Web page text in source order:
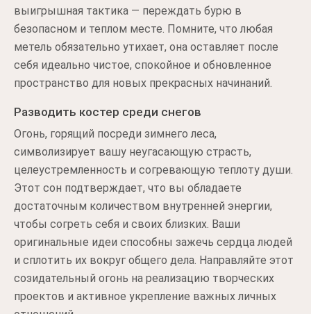
выигрышная тактика — переждать бурю в
безопасном и теплом месте. Помните, что любая
метель обязательно утихает, она оставляет после
себя идеально чистое, спокойное и обновленное
пространство для новых прекрасных начинаний.
Разводить костер среди снегов
Огонь, горящий посреди зимнего леса,
символизирует вашу неугасающую страсть,
целеустремленность и согревающую теплоту души.
Этот сон подтверждает, что вы обладаете
достаточным количеством внутренней энергии,
чтобы согреть себя и своих близких. Ваши
оригинальные идеи способны зажечь сердца людей
и сплотить их вокруг общего дела. Направляйте этот
созидательный огонь на реализацию творческих
проектов и активное укрепление важных личных